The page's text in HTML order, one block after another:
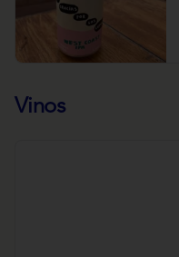
Vinos